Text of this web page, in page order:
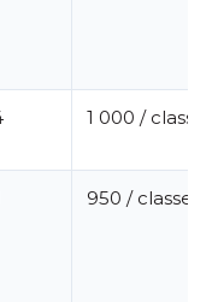
1 000 / classe
950 / classe